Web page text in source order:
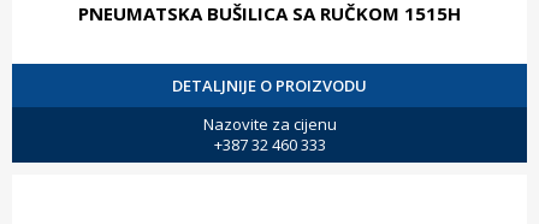
PNEUMATSKA BUŠILICA SA RUČKOM 1515H
DETALJNIJE O PROIZVODU
Nazovite za cijenu
+387 32 460 333